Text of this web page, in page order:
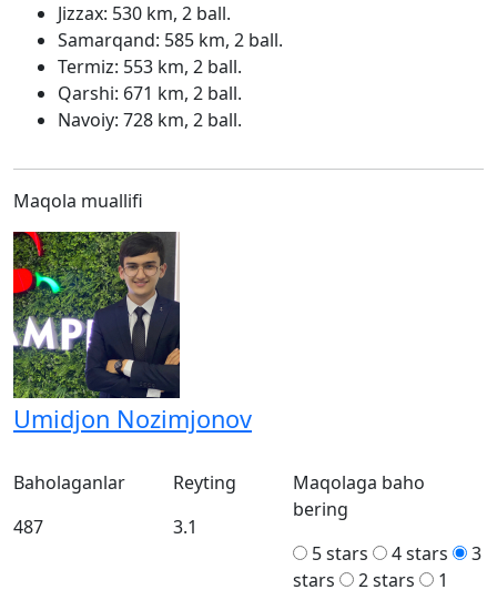
Jizzax: 530 km, 2 ball.
Samarqand: 585 km, 2 ball.
Termiz: 553 km, 2 ball.
Qarshi: 671 km, 2 ball.
Navoiy: 728 km, 2 ball.
Maqola muallifi
Umidjon Nozimjonov
Baholaganlar
487
Reyting
3.1
Maqolaga baho
bering
5 stars
4 stars
3
stars
2 stars
1